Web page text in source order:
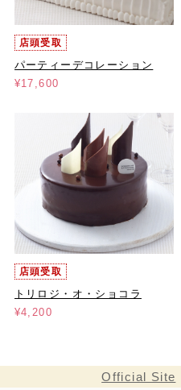
店頭受取
パーティーデコレーション
¥17,600
店頭受取
トリロジ・オ・ショコラ
¥4,200
Official Site